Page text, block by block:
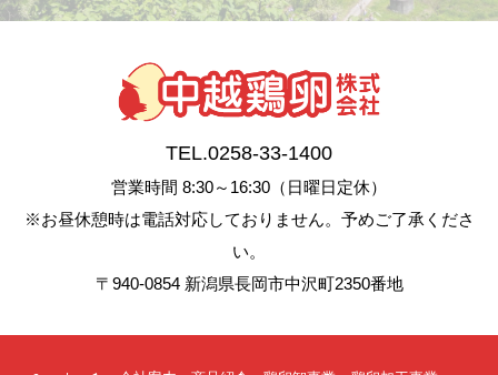
TEL.0258-33-1400
営業時間 8:30～16:30（日曜日定休）
※お昼休憩時は電話対応しておりません。予めご了承くださ
い。
〒940-0854 新潟県長岡市中沢町2350番地